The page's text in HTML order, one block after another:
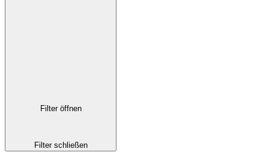
Filter öffnen
Filter schließen